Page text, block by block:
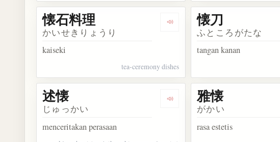
Dengarkan kosakata 懐石料理
懐石料理
かいせきりょうり
kaiseki
tea-ceremony dishes
懐刀
ふところがたな
tangan kanan
Dengarkan kosakata 述懐
述懐
じゅっかい
menceritakan perasaan
雅懐
がかい
rasa estetis